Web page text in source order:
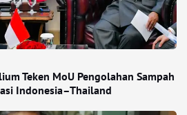
Teken MoU Pengolahan Sampah
Indonesia–Thailand